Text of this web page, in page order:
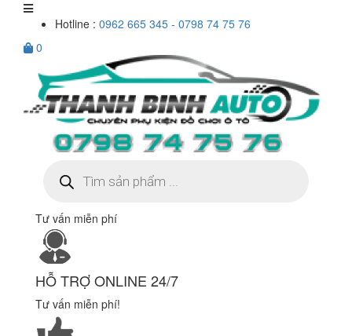
Hotline : 0962 665 345 - 0798 74 75 76
0
kiếm
sản
Tư vấn miễn phí
HỖ TRỢ ONLINE 24/7
Tư vấn miễn phí!